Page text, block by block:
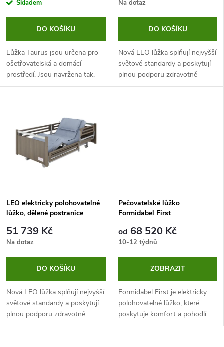
o
d
u
r
d
u
ů
Skladem
DO KOŠÍKU
Lůžka Taurus jsou určena pro
ošetřovatelská a domácí
prostředí. Jsou navržena tak,
aby poskytovala uživatelům
Na dotaz
DO KOŠÍKU
Nová LEO lůžka splňují nejvyšší
světové standardy a poskytují
plnou podporu zdravotně
postiženým pacientům a lidem,
LEO elektricky polohovatelné
lůžko, dělené postranice
51 739 Kč
Na dotaz
DO KOŠÍKU
Nová LEO lůžka splňují nejvyšší
světové standardy a poskytují
plnou podporu zdravotně
postiženým pacientům a lidem,
Pečovatelské lůžko
Formidabel First
od 68 520 Kč
10-12 týdnů
ZOBRAZIT
Formidabel First je elektricky
polohovatelné lůžko, které
poskytuje komfort a pohodlí
dlouhodobě ležícím osobám.